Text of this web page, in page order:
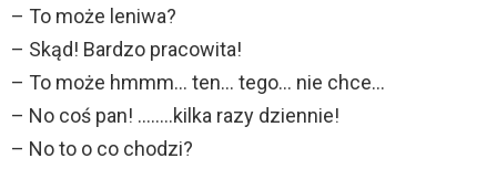
– To może leniwa?
– Skąd! Bardzo pracowita!
– To może hmmm… ten… tego… nie chce…
– No coś pan! ……..kilka razy dziennie!
– No to o co chodzi?